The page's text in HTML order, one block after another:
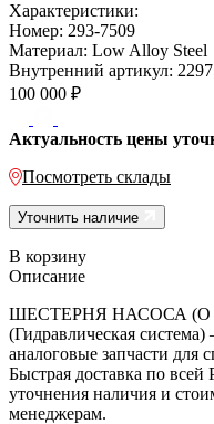
Характеристики:
Номер: 293-7509
Материал: Low Alloy Steel
Внутренний артикул:
100 000 ₽
Актуальность цены
Посмотреть склады
Уточнить наличие
В корзину
Описание
ШЕСТЕРНЯ НАСОСА (O
(Гидравлическая
аналоговые запчасти
Быстрая доставка по всей
уточнения наличия и
менеджерам.